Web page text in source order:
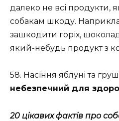
далеко не всі продукти,
собакам шкоду.
зашкодити горіх,
який-небудь продукт з
58. Насіння яблуні та
небезпечний для
20 цікавих фактів про